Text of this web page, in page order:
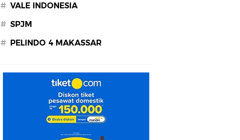
# VALE INDONESIA
# SPJM
# PELINDO 4 MAKASSAR